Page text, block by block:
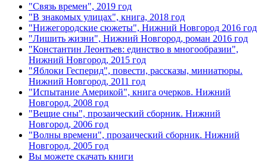
"Связь времен", 2019 год
"В знакомых улицах", книга, 2018 год
"Нижегородские сюжеты", Нижний Новгород 2016 год
"Лишить жизни", Нижний Новгород, роман 2016 год
"Константин Леонтьев: единство в многообразии",
Нижний Новгород, 2015 год
"Яблоки Гесперид", повести, рассказы, миниатюры.
Нижний Новгород, 2011 год
"Испытание Америкой", книга очерков. Нижний
Новгород, 2008 год
"Вещие сны", прозаический сборник. Нижний
Новгород, 2006 год
"Волны времени", прозаический сборник. Нижний
Новгород, 2005 год
Вы можете скачать книги